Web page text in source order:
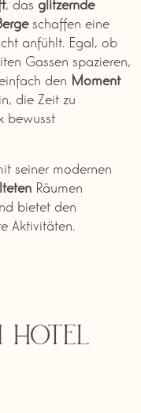
schaffen eine
anfühlt. Egal, ob
Gassen spazieren,
den Moment
die Zeit zu
bewusst
seiner modernen
Räumen
bietet den
Aktivitäten.
Hotel